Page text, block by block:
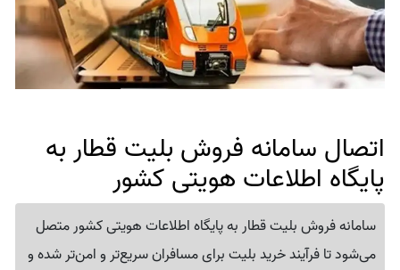
اتصال سامانه فروش بلیت قطار به
پایگاه اطلاعات هویتی کشور
سامانه فروش بلیت قطار به پایگاه اطلاعات هویتی کشور متصل
می‌شود تا فرآیند خرید بلیت برای مسافران سریع‌تر و امن‌تر شده و